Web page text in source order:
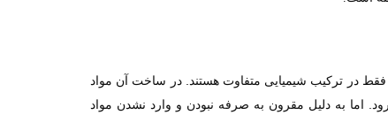
در ترکیب شیمیایی متفاوت هستند. در ساخت آن مواد
اما به دلیل مقرون به صرفه نبودن و وارد نشدن مواد